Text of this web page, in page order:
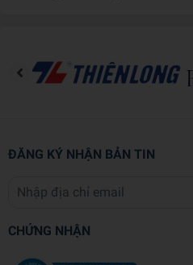
ĐĂNG KÝ NHẬN BẢN TIN
CHỨNG NHẬN